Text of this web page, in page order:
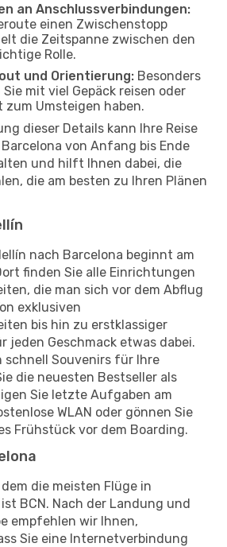
an Anschlussverbindungen:
einen Zwischenstopp
die Zeitspanne zwischen den
Rolle.
und Orientierung: Besonders
mit viel Gepäck reisen oder
zum Umsteigen haben.
dieser Details kann Ihre Reise
von Anfang bis Ende
und hilft Ihnen dabei, die
die am besten zu Ihren Plänen
nach Barcelona beginnt am
finden Sie alle Einrichtungen
die man sich vor dem Abflug
exklusiven
bis hin zu erstklassiger
jeden Geschmack etwas dabei.
schnell Souvenirs für Ihre
die neuesten Bestseller als
Sie letzte Aufgaben am
WLAN oder gönnen Sie
Frühstück vor dem Boarding.
die meisten Flüge in
BCN. Nach der Landung und
empfehlen wir Ihnen,
Sie eine Internetverbindung